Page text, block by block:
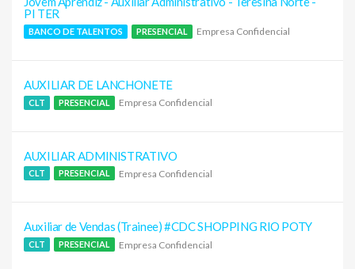
PI TER
BANCO DE TALENTOS PRESENCIAL Empresa Confidencial
AUXILIAR DE LANCHONETE
CLT PRESENCIAL Empresa Confidencial
AUXILIAR ADMINISTRATIVO
CLT PRESENCIAL Empresa Confidencial
Auxiliar de Vendas (Trainee) #CDC SHOPPING RIO POTY
CLT PRESENCIAL Empresa Confidencial